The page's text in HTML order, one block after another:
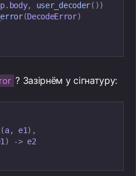
. body, user_decoder( ))
(DecodeError)
? Зазірнём у сігнатуру:
(a, e1) ,
) ->